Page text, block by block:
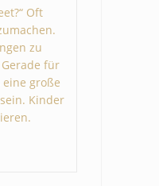
Oft
zu
für
große
Kinder